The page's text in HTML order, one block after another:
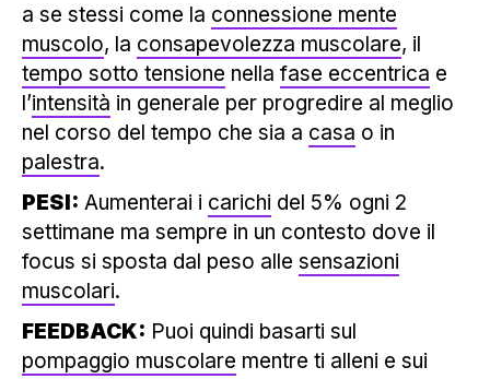
a se stessi come la connessione mente
muscolo, la consapevolezza muscolare, il
tempo sotto tensione nella fase eccentrica e
l’intensità in generale per progredire al meglio
nel corso del tempo che sia a casa o in
palestra.
PESI: Aumenterai i carichi del 5% ogni 2
settimane ma sempre in un contesto dove il
focus si sposta dal peso alle sensazioni
muscolari.
FEEDBACK: Puoi quindi basarti sul
pompaggio muscolare mentre ti alleni e sui